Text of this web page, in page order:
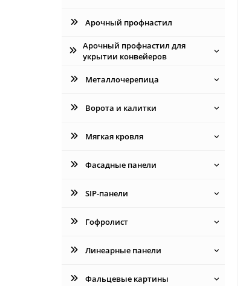
Арочный профнастил
Арочный профнастил для
укрытии конвейеров
Металлочерепица
Ворота и калитки
Мягкая кровля
Фасадные панели
SIP-панели
Гофролист
Линеарные панели
Фальцевые картины